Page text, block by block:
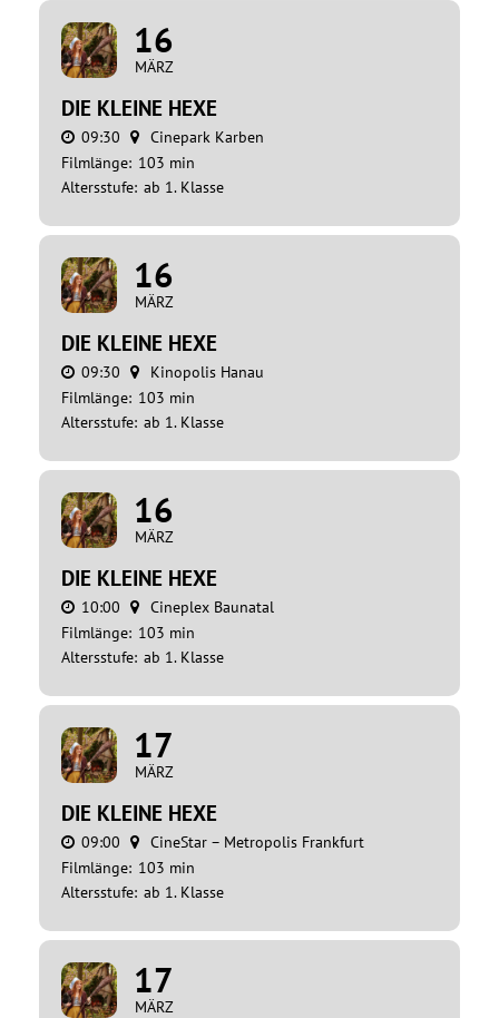
16
MÄRZ
DIE KLEINE HEXE
09:30
Cinepark Karben
Filmlänge: 103 min
Altersstufe: ab 1. Klasse
16
MÄRZ
DIE KLEINE HEXE
09:30
Kinopolis Hanau
Filmlänge: 103 min
Altersstufe: ab 1. Klasse
16
MÄRZ
DIE KLEINE HEXE
10:00
Cineplex Baunatal
Filmlänge: 103 min
Altersstufe: ab 1. Klasse
17
MÄRZ
DIE KLEINE HEXE
09:00
CineStar – Metropolis Frankfurt
Filmlänge: 103 min
Altersstufe: ab 1. Klasse
17
MÄRZ